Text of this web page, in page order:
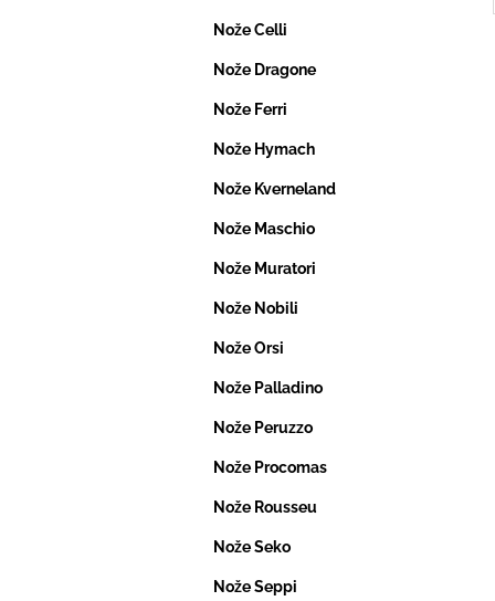
Nože Celli
Nože Dragone
Nože Ferri
Nože Hymach
Nože Kverneland
Nože Maschio
Nože Muratori
Nože Nobili
Nože Orsi
Nože Palladino
Nože Peruzzo
Nože Procomas
Nože Rousseu
Nože Seko
Nože Seppi